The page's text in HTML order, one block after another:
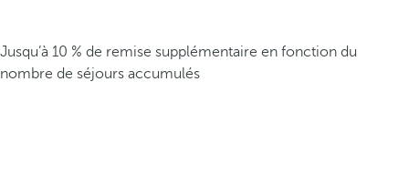
Jusqu’à 10 % de remise supplémentaire en fonction du
nombre de séjours accumulés